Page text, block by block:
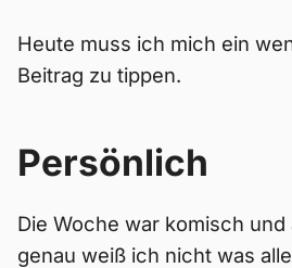
Heute muss ich mich ein
Beitrag zu tippen.
Persönlich
Die Woche war komisch
genau weiß ich nicht was